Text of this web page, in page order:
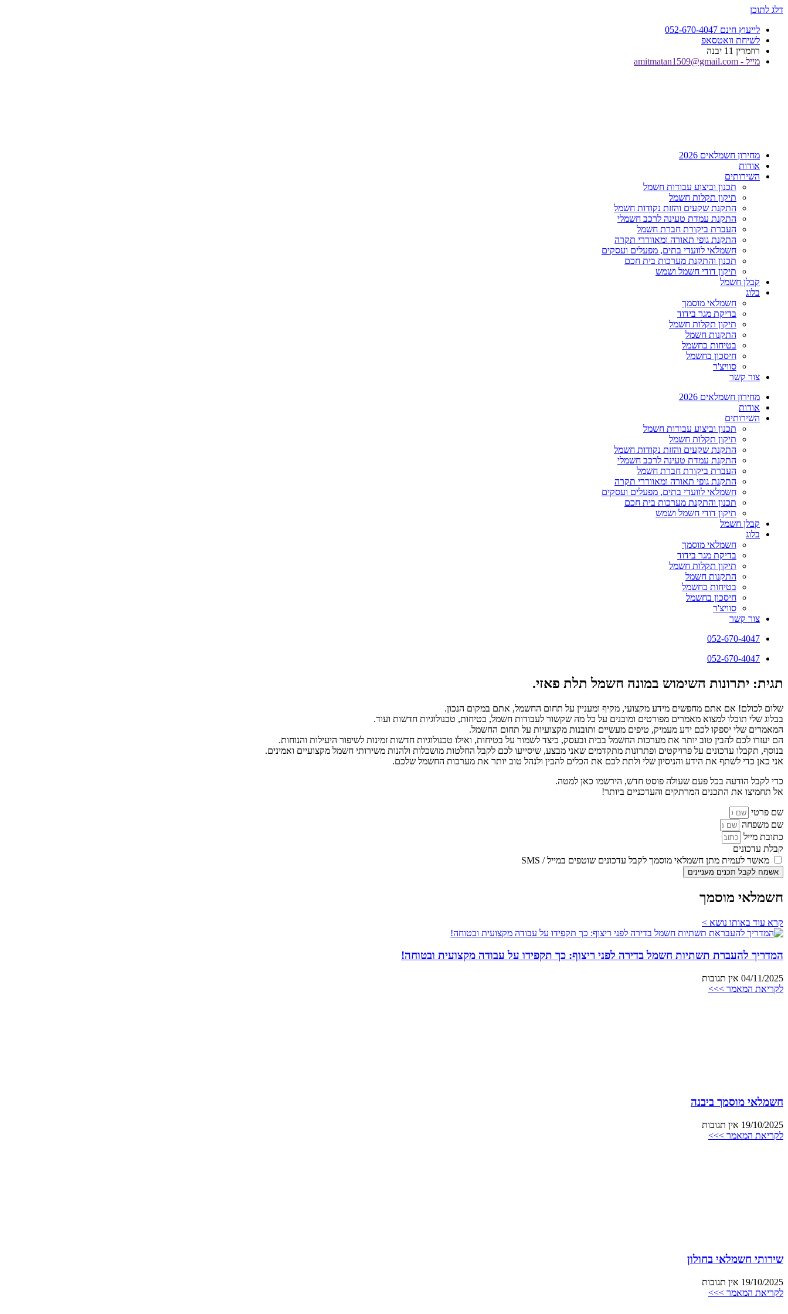
דלג לתוכן
לייעוץ חינם 052-670-4047
לשיחת וואטסאפ
רוזמרין 11 יבנה
מייל - amitmatan1509@gmail.com
מחירון חשמלאים 2026
אודות
השירותים
תכנון וביצוע עבודות חשמל
תיקון תקלות חשמל
התקנת שקעים והזזת נקודות חשמל
התקנת עמדת טעינה לרכב חשמלי
העברת ביקורת חברת חשמל
התקנת גופי תאורה ומאווררי תקרה
חשמלאי לוועדי בתים, מפעלים ועסקים
תכנון והתקנת מערכות בית חכם
תיקון דודי חשמל ושמש
קבלן חשמל
בלוג
חשמלאי מוסמך
בדיקת מגר בידוד
תיקון תקלות חשמל
התקנות חשמל
בטיחות בחשמל
חיסכון בחשמל
סוויצ'ר
צור קשר
מחירון חשמלאים 2026
אודות
השירותים
תכנון וביצוע עבודות חשמל
תיקון תקלות חשמל
התקנת שקעים והזזת נקודות חשמל
התקנת עמדת טעינה לרכב חשמלי
העברת ביקורת חברת חשמל
התקנת גופי תאורה ומאווררי תקרה
חשמלאי לוועדי בתים, מפעלים ועסקים
תכנון והתקנת מערכות בית חכם
תיקון דודי חשמל ושמש
קבלן חשמל
בלוג
חשמלאי מוסמך
בדיקת מגר בידוד
תיקון תקלות חשמל
התקנות חשמל
בטיחות בחשמל
חיסכון בחשמל
סוויצ'ר
צור קשר
052-670-4047
052-670-4047
תגית: יתרונות השימוש במונה חשמל תלת פאזי.
שלום לכולם! אם אתם מחפשים מידע מקצועי, מקיף ומעניין על תחום החשמל, אתם במקום הנכון.
בבלוג שלי תוכלו למצוא מאמרים מפורטים ומובנים על כל מה שקשור לעבודות חשמל, בטיחות, טכנולוגיות חדשות ועוד.
המאמרים שלי יספקו לכם ידע מעמיק, טיפים מעשיים ותובנות מקצועיות על תחום החשמל.
הם יעזרו לכם להבין טוב יותר את מערכות החשמל בבית ובעסק, כיצד לשמור על בטיחות, ואילו טכנולוגיות חדשות זמינות לשיפור היעילות והנוחות.
בנוסף, תקבלו עדכונים על פרויקטים ופתרונות מתקדמים שאני מבצע, שיסייעו לכם לקבל החלטות מושכלות ולהנות משירותי חשמל מקצועיים ואמינים.
אני כאן כדי לשתף את הידע והניסיון שלי ולתת לכם את הכלים להבין ולנהל טוב יותר את מערכות החשמל שלכם.
כדי לקבל הודעה בכל פעם שעולה פוסט חדש, הירשמו כאן למטה.
אל תחמיצו את התכנים המרתקים והעדכניים ביותר!
שם פרטי
שם משפחה
כתובת מייל
קבלת עדכונים
מאשר לעמית מתן חשמלאי מוסמך לקבל עדכונים שוטפים במייל / SMS
אשמח לקבל תכנים מעניינים
חשמלאי מוסמך
קרא עוד באותו נושא >
המדריך להעברת תשתיות חשמל בדירה לפני ריצוף: כך תקפידו על עבודה מקצועית ובטוחה!
04/11/2025 אין תגובות
לקריאת המאמר >>>
חשמלאי מוסמך ביבנה
19/10/2025 אין תגובות
לקריאת המאמר >>>
שירותי חשמלאי בחולון
19/10/2025 אין תגובות
לקריאת המאמר >>>